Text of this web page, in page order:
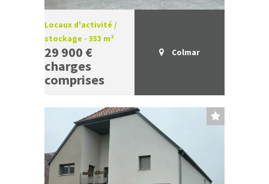
Locaux d'activité /
stockage - 353 m²
29 900 €
charges
comprises
Colmar